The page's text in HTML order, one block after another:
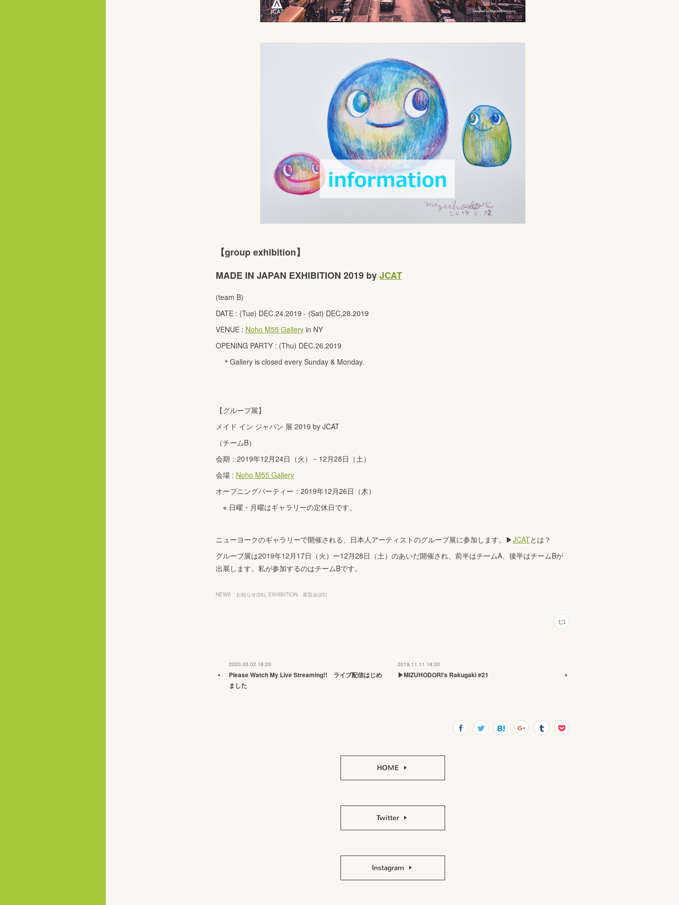
【group exhibition】
MADE IN JAPAN EXHIBITION 2019 byJCAT
(team B)
DATE : (Tue) DEC.24.2019 - (Sat) DEC.28.2019
VENUE : Noho M55 Gallery in NY
OPENING PARTY : (Thu) DEC.26.2019
＊Gallery is closed every Sunday & Monday.
【グループ展】
メイド イン ジャパン 展 2019 by JCAT
（チームB）
会期：2019年12月24日（火）－12月28日（土）
会場 : Noho M55 Gallery
オープニングパーティー：2019年12月26日（木）
※ 日曜・月曜はギャラリーの定休日です。
ニューヨークのギャラリーで開催される、日本人アーティストのグループ展に参加します。▶JCATとは？
グループ展は2019年12月17日（火）ー12月28日（土）のあいだ開催され、前半はチームA、後半はチームBが
出展します。私が参加するのはチームBです。
NEWS お知らせ(36) EXHIBITION 展覧会(25)
2020.03.02 18:20
Please Watch My Live Streaming!! ライブ配信はじめ
ました
2019.11.11 18:30
▶MIZUHODORI's Rakugaki #21
HOME
Twitter
Instagram